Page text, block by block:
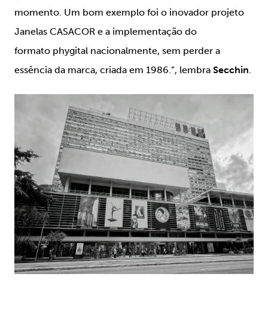
momento. Um bom exemplo foi o inovador projeto
Janelas CASACOR e a implementação do
formato phygital nacionalmente, sem perder a
essência da marca, criada em 1986.”, lembra Secchin.